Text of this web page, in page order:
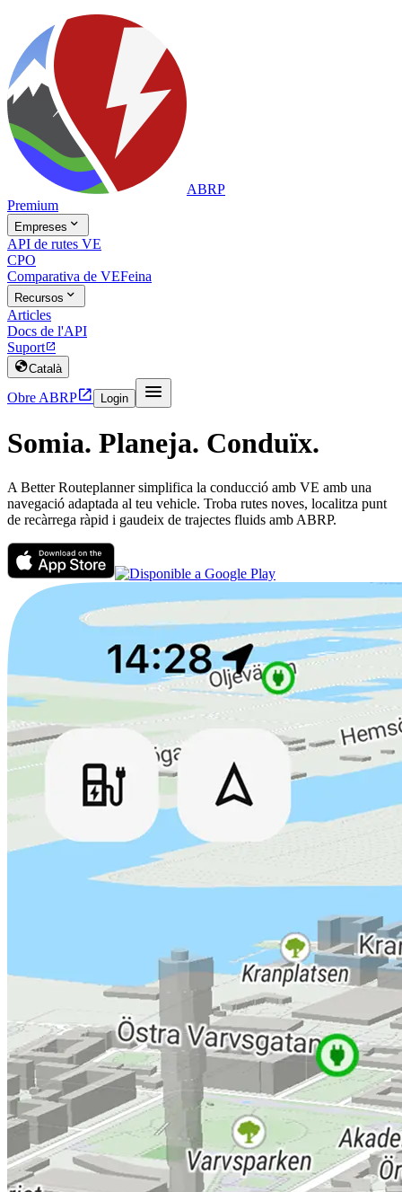
ABRP
Premium
Empreses 
API de rutes VE
CPO
Comparativa de VEFeina
Recursos 
Articles
Docs de l'API
Suport
Català
Obre ABRP Login 
Somia. Planeja. Conduïx.
A Better Routeplanner simplifica la conducció amb VE amb una
navegació adaptada al teu vehicle. Troba rutes noves, localitza punt
de recàrrega ràpid i gaudeix de trajectes fluids amb ABRP.